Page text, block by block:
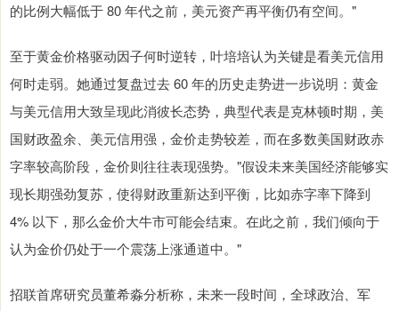
的比例大幅低于 80 年代之前，美元资产再平衡仍有空间。"
至于黄金价格驱动因子何时逆转，叶培培认为关键是看美元信用
何时走弱。她通过复盘过去 60 年的历史走势进一步说明：黄金
与美元信用大致呈现此消彼长态势，典型代表是克林顿时期，美
国财政盈余、美元信用强，金价走势较差，而在多数美国财政赤
字率较高阶段，金价则往往表现强势。"假设未来美国经济能够实
现长期强劲复苏，使得财政重新达到平衡，比如赤字率下降到
4% 以下，那么金价大牛市可能会结束。在此之前，我们倾向于
认为金价仍处于一个震荡上涨通道中。"
招联首席研究员董希淼分析称，未来一段时间，全球政治、军